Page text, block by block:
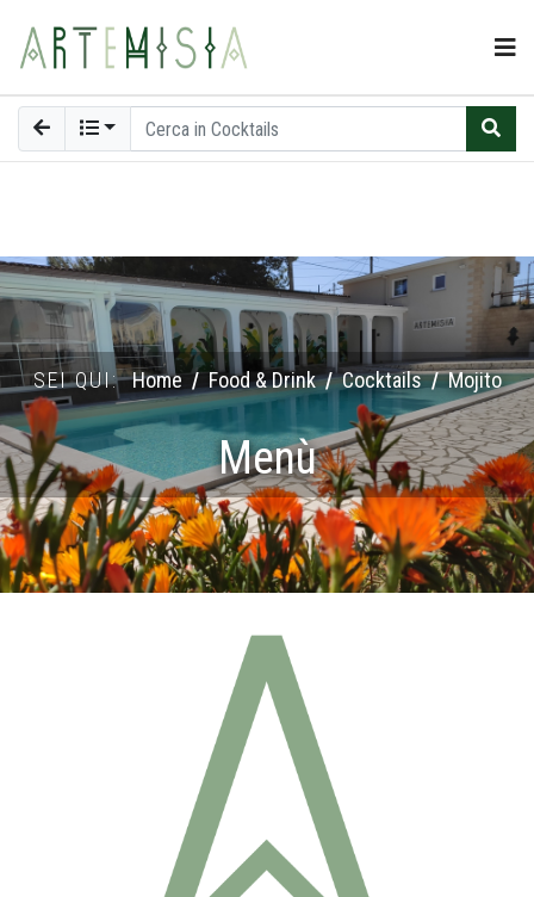
SEI QUI:Home Food & Drink Cocktails Mojito
Menù